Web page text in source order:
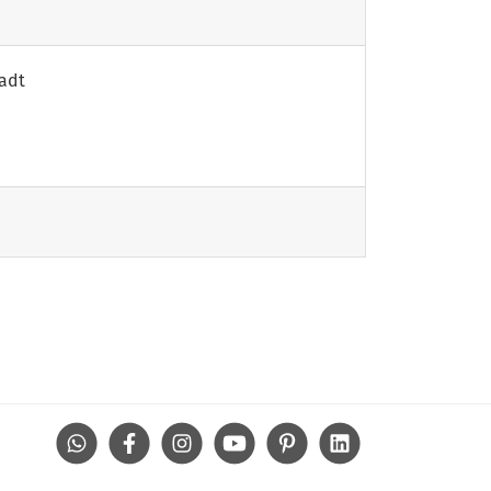
WhatsAppFacebookInstagramYoutube Pinterest